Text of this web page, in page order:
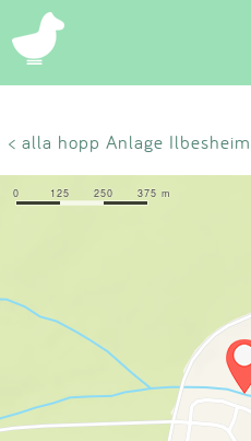
< alla hopp Anlage Ilbesheim